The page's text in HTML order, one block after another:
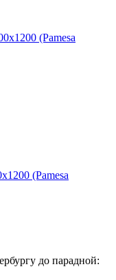
(Pamesa
(Pamesa
до парадной: